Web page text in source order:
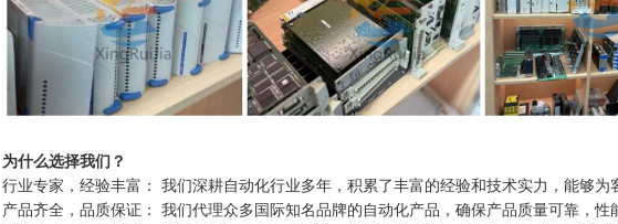
为什么选择我们？
行业专家，经验丰富： 我们深耕自动化行业多年，积累了丰富的经验和技术实力，能够为
产品齐全，品质保证： 我们代理众多国际知名品牌的自动化产品，确保产品质量可靠，性